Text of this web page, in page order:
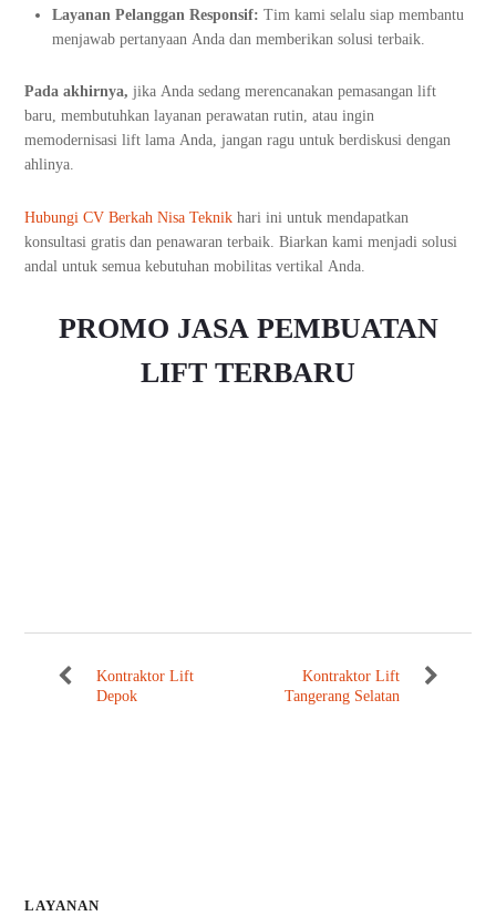
Layanan Pelanggan Responsif: Tim kami selalu siap membantu
menjawab pertanyaan Anda dan memberikan solusi terbaik.
Pada akhirnya, jika Anda sedang merencanakan pemasangan lift
baru, membutuhkan layanan perawatan rutin, atau ingin
memodernisasi lift lama Anda, jangan ragu untuk berdiskusi dengan
ahlinya.
Hubungi CV Berkah Nisa Teknik hari ini untuk mendapatkan
konsultasi gratis dan penawaran terbaik. Biarkan kami menjadi solusi
andal untuk semua kebutuhan mobilitas vertikal Anda.
PROMO JASA PEMBUATAN
LIFT TERBARU
Kontraktor Lift
Depok
Kontraktor Lift
Tangerang Selatan
LAYANAN